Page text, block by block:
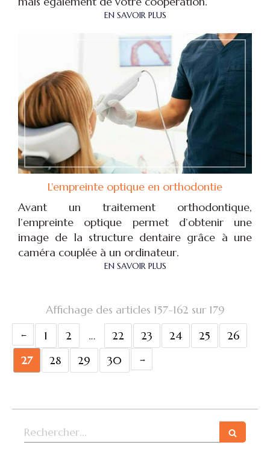
EN SAVOIR PLUS
L'empreinte optique en orthodontie
Avant un traitement orthodontique,
l’empreinte optique permet d’obtenir une
image de la structure dentaire grâce à une
caméra couplée à un ordinateur.
EN SAVOIR PLUS
Affichage des articles 157-162 sur 179
1
2 … 22 23 24 25
26
27
28 29 30
Rechercher